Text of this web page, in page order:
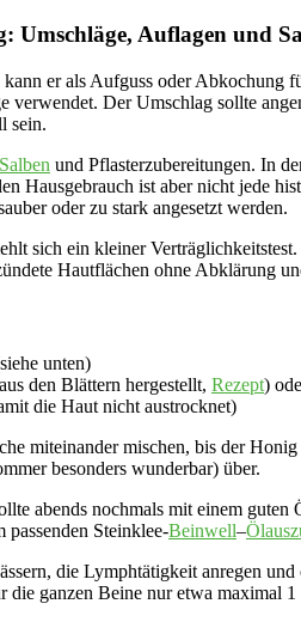
Umschläge, Auflagen und
er als Aufguss oder Abkochung
verwendet. Der Umschlag sollte
sein.
Salben und Pflasterzubereitungen. In
Hausgebrauch ist aber nicht jede
oder zu stark angesetzt werden.
sich ein kleiner
Hautflächen ohne Abklärung
unten)
den Blättern hergestellt, Rezept)
die Haut nicht austrocknet)
miteinander mischen, bis der
besonders wunderbar) über.
abends nochmals mit einem guten
passenden Steinklee-Beinwell–
die Lymphtätigkeit anregen
die ganzen Beine nur etwa maximal 1